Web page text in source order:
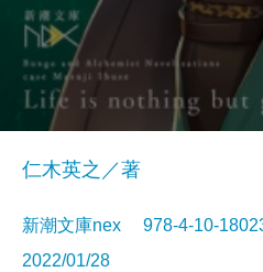
仁木英之／著
新潮文庫nex 978-4-10-
2022/01/28